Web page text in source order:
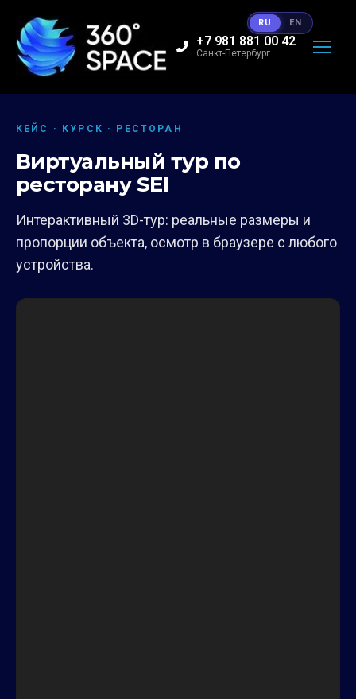
+7 981 881 00 42
Санкт-Петербург
КЕЙС · КУРСК · РЕСТОРАН
Виртуальный тур по
ресторану SEI
Интерактивный 3D-тур: реальные размеры и
пропорции объекта, осмотр в браузере с любого
устройства.
RU EN